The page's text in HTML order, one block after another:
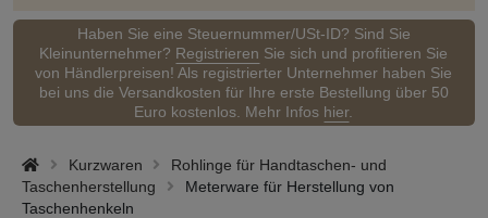
Haben Sie eine Steuernummer/USt-ID? Sind Sie
Kleinunternehmer? Registrieren Sie sich und profitieren Sie
von Händlerpreisen! Als registrierter Unternehmer haben Sie
bei uns die Versandkosten für Ihre erste Bestellung über 50
Euro kostenlos. Mehr Infos hier.
Kurzwaren
Rohlinge für Handtaschen- und
Taschenherstellung
Meterware für Herstellung von
Taschenhenkeln